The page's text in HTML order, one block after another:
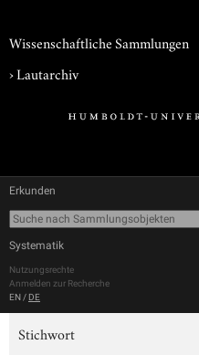
Wissenschaftliche Sammlungen
›Lautarchiv
Erkunden
Systematik
Nutzungsrechte
Anmelden zur Recherche
EN / DE
Stichwort